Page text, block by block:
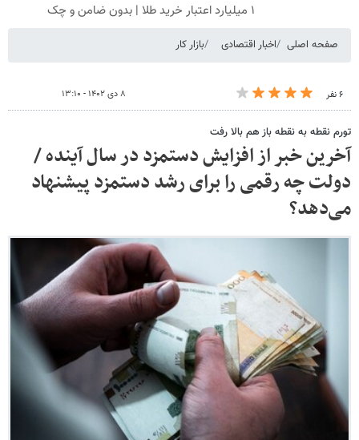
۱ میلیارد اعتبار خرید طلا | بدون ضامن و چک
صفحه اصلی اخبار اقتصادی بازار کار
۶ نفر ۸ دی ۱۴۰۲ - ۱۳:۱۰
تورم نقطه به نقطه باز هم بالا رفت
آخرین خبر از افزایش دستمزد در سال آینده /
دولت چه رقمی را برای رشد دستمزد پیشنهاد
می‌دهد؟